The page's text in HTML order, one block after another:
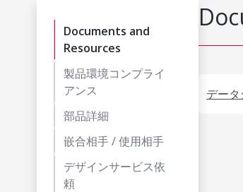
Documents and
Resources
製品環境コンプライ
アンス
部品詳細
嵌合相手 / 使用相手
デザインサービス依
頼
データ